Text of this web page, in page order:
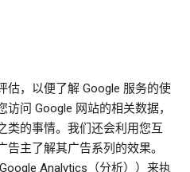
估，以便了解 Google 服务的使
问 Google 网站的相关数据，
类的事情。我们还会利用您互
主了解其广告系列的效果。
Analytics（分析））来执